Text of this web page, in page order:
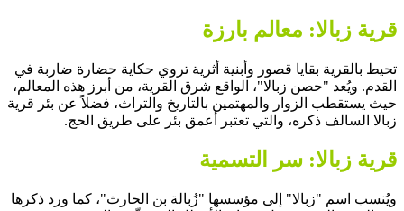
قرية زبالا: معالم بارزة
تحيط بالقرية بقايا قصور وأبنية أثرية تروي حكاية حضارة ضاربة في
القدم. ويُعد "حصن زبالا"، الواقع شرق القرية، من أبرز هذه المعالم،
حيث يستقطب الزوار والمهتمين بالتاريخ والتراث، فضلاً عن بئر قرية
زبالا السالف ذكره، والتي تعتبر أعمق بئر على طريق الحج.
قرية زبالا: سر التسمية
ويُنسب اسم "زبالا" إلى مؤسسها "زُبالة بن الحارث"، كما ورد ذكرها